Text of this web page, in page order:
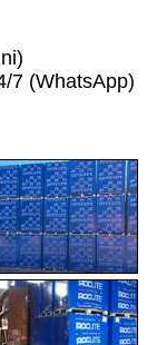
7 (WhatsApp)